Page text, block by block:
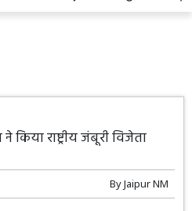
किया राष्ट्रीय जंबूरी विजेता
ByJaipur NM